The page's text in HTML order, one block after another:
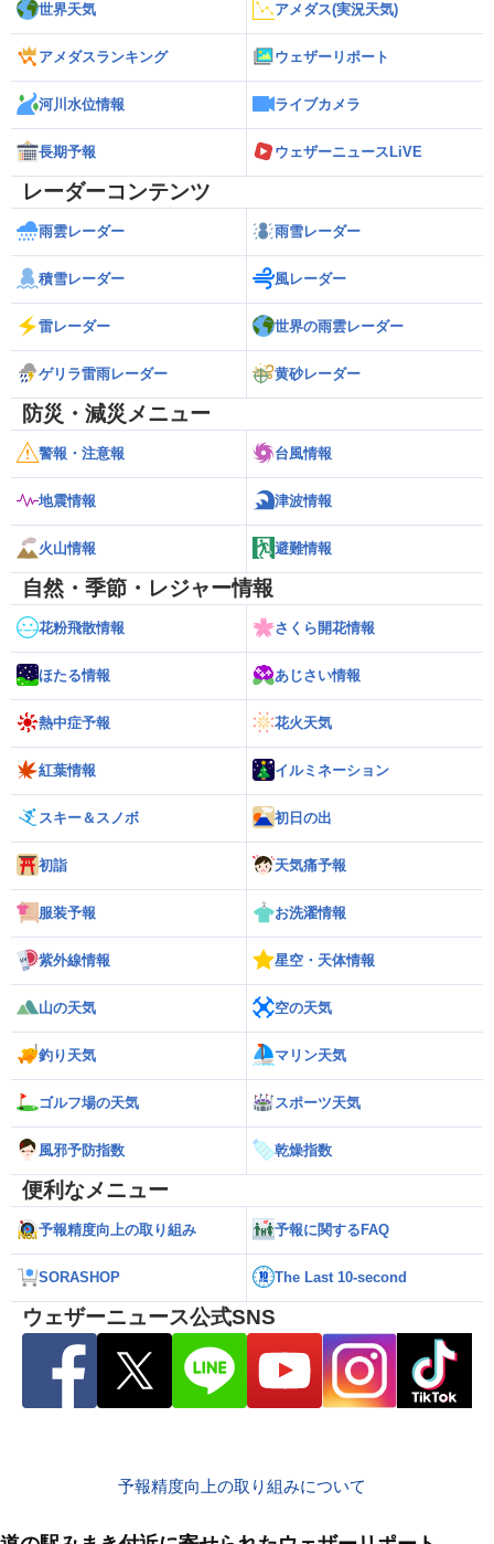
世界天気 アメダス(実況天気)
アメダスランキング ウェザーリポート
河川水位情報 ライブカメラ
長期予報 ウェザーニュースLiVE
レーダーコンテンツ
雨雲レーダー 雨雪レーダー
積雪レーダー 風レーダー
雷レーダー 世界の雨雲レーダー
ゲリラ雷雨レーダー 黄砂レーダー
防災・減災メニュー
警報・注意報 台風情報
地震情報 津波情報
火山情報 避難情報
自然・季節・レジャー情報
花粉飛散情報 さくら開花情報
ほたる情報 あじさい情報
熱中症予報 花火天気
紅葉情報 イルミネーション
スキー＆スノボ 初日の出
初詣 天気痛予報
服装予報 お洗濯情報
紫外線情報 星空・天体情報
山の天気 空の天気
釣り天気 マリン天気
ゴルフ場の天気 スポーツ天気
風邪予防指数 乾燥指数
便利なメニュー
予報精度向上の取り組み 予報に関するFAQ
SORASHOP The Last 10-second
ウェザーニュース公式SNS
予報精度向上の取り組みについて